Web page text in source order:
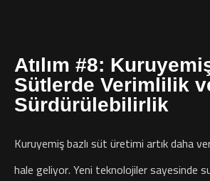
Atılım #8:
Sütlerde Verimlilik
Sürdürülebilirlik
Kuruyemiş bazlı süt üretimi artık daha
hale geliyor. Yeni teknolojiler sayesinde